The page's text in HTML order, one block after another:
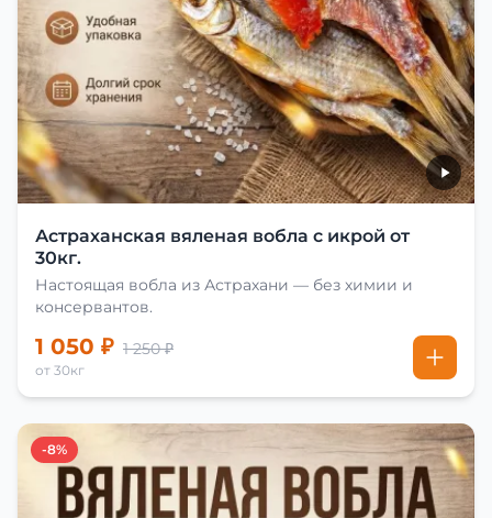
Астраханская вяленая вобла с икрой от
30кг.
Настоящая вобла из Астрахани — без химии и
консервантов.
1 050 ₽ 1 250 ₽
от 30кг
-8%